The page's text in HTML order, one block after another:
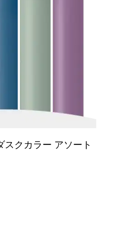
スクカラー アソート